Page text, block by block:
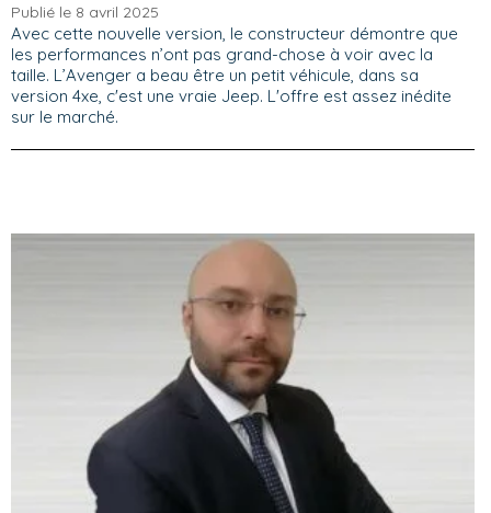
Publié le 8 avril 2025
Avec cette nouvelle version, le constructeur démontre que
les performances n’ont pas grand-chose à voir avec la
taille. L’Avenger a beau être un petit véhicule, dans sa
version 4xe, c'est une vraie Jeep. L'offre est assez inédite
sur le marché.